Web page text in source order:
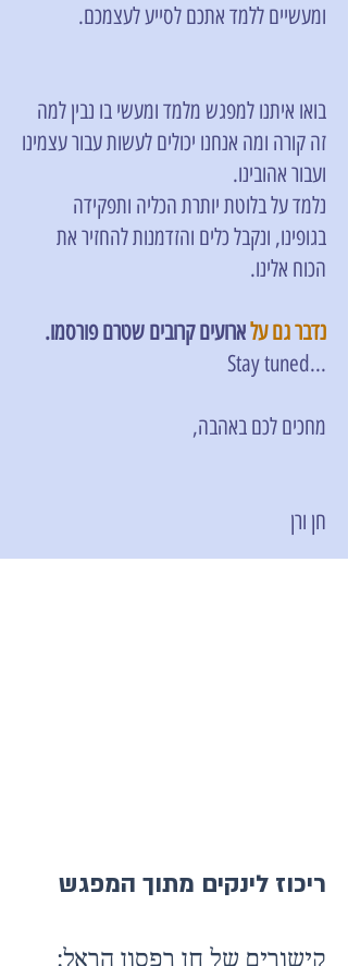
ומעשיים ללמד אתכם לסייע לעצמכם.
בואו איתנו למפגש מלמד ומעשי בו נבין למה
זה קורה ומה אנחנו יכולים לעשות עבור עצמינו
ועבור אהובינו.
נלמד על בלוטת יותרת הכליה ותפקידה
בגופינו, ונקבל כלים והזדמנות להחזיר את
הכוח אלינו.
נדבר גם עלארועים קרובים שטרם פורסמו.
...Stay tuned
מחכים לכם באהבה,
חן ורן
ריכוז לינקים מתוך המפגש
קישורים של חן רפסון הראל: